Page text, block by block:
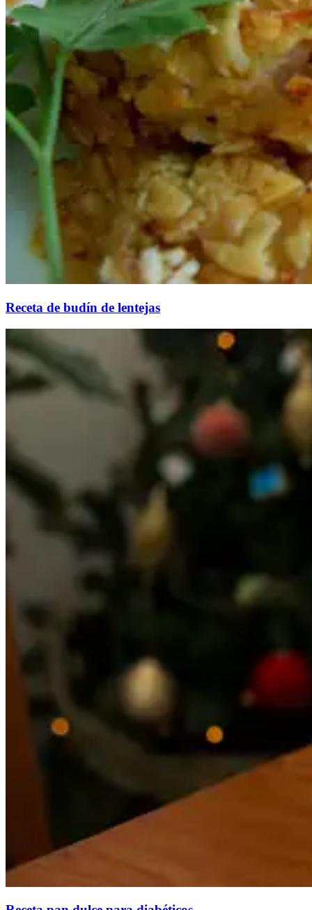
Receta de budín de lentejas